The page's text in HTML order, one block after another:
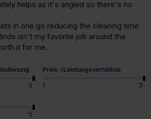
helps as it's angled so there's no
in one go reducing the cleaning time
isn't my favorite job around the
it for me.
5
Preis-/Leistungsverhältnis
1
5
5